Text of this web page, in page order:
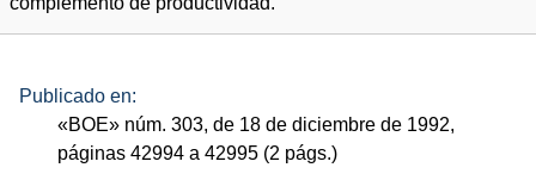
Publicado en:
«BOE» núm. 303, de 18 de diciembre de 1992,
páginas 42994 a 42995 (2 págs.)